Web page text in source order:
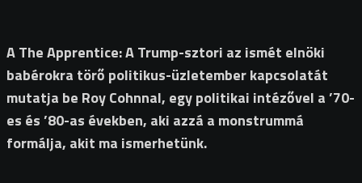
A The Apprentice: A Trump-sztori az ismét elnöki
babérokra törő politikus-üzletember kapcsolatát
mutatja be Roy Cohnnal, egy politikai intézővel a ’70-
es és ’80-as években, aki azzá a monstrummá
formálja, akit ma ismerhetünk.